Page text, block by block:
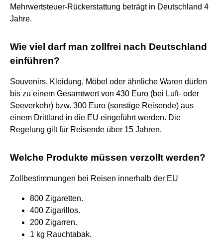
Mehrwertsteuer-Rückerstattung beträgt in Deutschland 4
Jahre.
Wie viel darf man zollfrei nach Deutschland
einführen?
Souvenirs, Kleidung, Möbel oder ähnliche Waren dürfen
bis zu einem Gesamtwert von 430 Euro (bei Luft- oder
Seeverkehr) bzw. 300 Euro (sonstige Reisende) aus
einem Drittland in die EU eingeführt werden. Die
Regelung gilt für Reisende über 15 Jahren.
Welche Produkte müssen verzollt werden?
Zollbestimmungen bei Reisen innerhalb der EU
800 Zigaretten.
400 Zigarillos.
200 Zigarren.
1 kg Rauchtabak.